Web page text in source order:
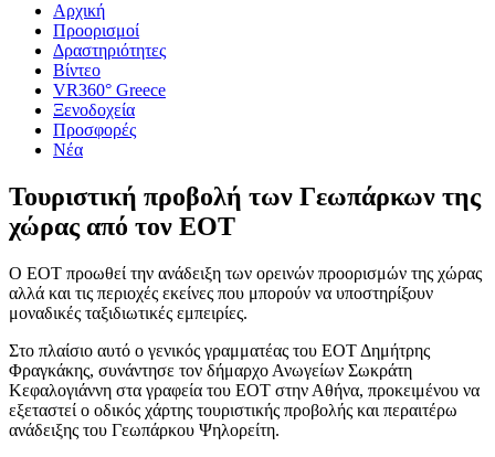
Αρχική
Προορισμοί
Δραστηριότητες
Βίντεο
VR360° Greece
Ξενοδοχεία
Προσφορές
Νέα
Τουριστική προβολή των Γεωπάρκων της
χώρας από τον ΕΟΤ
Ο ΕΟΤ προωθεί την ανάδειξη των ορεινών προορισμών της χώρας
αλλά και τις περιοχές εκείνες που μπορούν να υποστηρίξουν
μοναδικές ταξιδιωτικές εμπειρίες.
Στο πλαίσιο αυτό ο γενικός γραμματέας του ΕΟΤ Δημήτρης
Φραγκάκης, συνάντησε τον δήμαρχο Ανωγείων Σωκράτη
Κεφαλογιάννη στα γραφεία του ΕΟΤ στην Αθήνα, προκειμένου να
εξεταστεί ο οδικός χάρτης τουριστικής προβολής και περαιτέρω
ανάδειξης του Γεωπάρκου Ψηλορείτη.